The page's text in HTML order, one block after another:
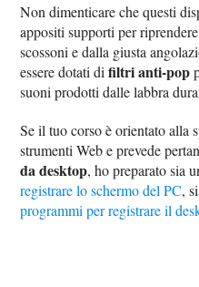
Non dimenticare che questi
appositi supporti per
scossoni e dalla giusta
essere dotati difiltri anti-pop
suoni prodotti dalle labbra
Se il tuo corso è orientato alla
strumenti Web e prevede
da desktop, ho preparato sia
registrare lo schermo del PC,
programmi per registrare il